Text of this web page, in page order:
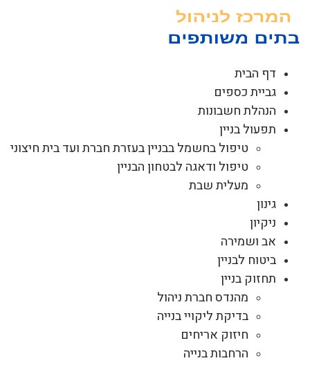
דף הבית
גביית כספים
הנהלת חשבונות
תפעול בניין
טיפול בחשמל בבניין בעזרת חברת ועד בית חיצוני
טיפול ודאגה לבטחון הבניין
מעלית שבת
גינון
ניקיון
אב ושמירה
ביטוח לבניין
תחזוק בניין
מהנדס חברת ניהול
בדיקת ליקויי בנייה
חיזוק אריחים
הרחבות בנייה